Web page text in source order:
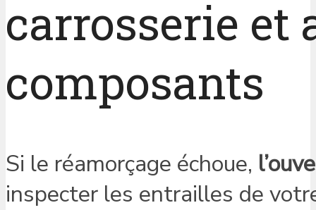
carrosserie et
composants
Si le réamorçage échoue,
inspecter les entrailles de